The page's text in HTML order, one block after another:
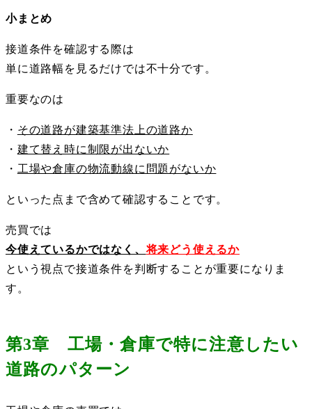
小まとめ
接道条件を確認する際は
単に道路幅を見るだけでは不十分です。
重要なのは
・ その道路が建築基準法上の道路か
・ 建て替え時に制限が出ないか
・ 工場や倉庫の物流動線に問題がないか
といった点まで含めて確認することです。
売買では
今使えているかではなく、将来どう使えるか
という視点で接道条件を判断することが重要になりま
す。
第3章 工場・倉庫で特に注意したい
道路のパターン